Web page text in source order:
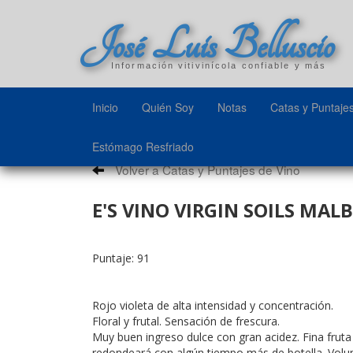
José Luis Belluscio
Información vitivinícola confiable y más
Inicio Quién Soy Notas Catas y
Estómago Resfriado
Volver a Catas y Puntajes de Vino
E'S VINO VIRGIN SOILS
Puntaje: 91
Rojo violeta de alta intensidad y concentración.
Floral y frutal. Sensación de frescura.
Muy buen ingreso dulce con gran acidez. Fina